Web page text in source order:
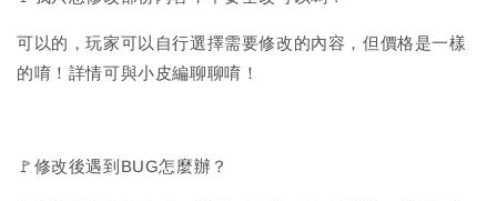
可以的，玩家可以自行選擇需要修改的內容，但價格是一樣
的唷！詳情可與小皮編聊聊唷！
🚩修改後遇到BUG怎麼辦？